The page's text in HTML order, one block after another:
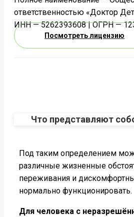
ответственностью «Доктор
ИНН — 5262393608 | ОГРН —
Посмотреть лицензию
Что представляют
Под таким определением
различные жизненные
переживания и
нормально функционировать.
Для человека с